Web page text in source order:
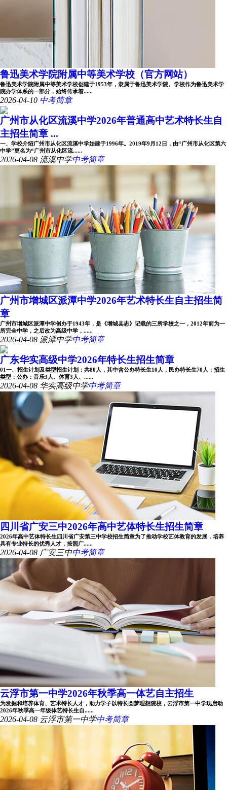
鲁迅美术学院附属中等美术学校（官方网站）
鲁迅美术学院附属中等美术学校创建于1953年，隶属于鲁迅美术学院。学校作为鲁迅美术学
院办学体系的一部分，始终传承着......
2026-04-10 中考简章
广州市从化区流溪中学2026年普通高中艺术特长生自
主招生简章 ...
一、学校介绍广州市从化区流溪中学始建于1996年。2019年9月12日，由“广州市从化区第六
中学”更名为“广州市从化区流......
2026-04-08 流溪中学中考简章
广州市增城区派潭中学2026年艺术特长生自主招生简
章
广州市增城区派潭中学创办于1943年，是《增城县志》记载的三所学校之一，2012年前为一
所完全中学，之后改为高级中学，......
2026-04-08 派潭中学中考简章
广东华实高级中学2026年特长生招生简章
01一、招生计划及类型招生计划：共80人，其中含公办特长生10人，民办特长生70人；招生
类型：公办：音乐3人、体育3人、......
2026-04-08 华实高级中学中考简章
四川省广安三中2026年高中艺体特长生招生简章
2026年高中艺体特长生四川省广安第三中学校招生简章为了推动学校艺体教育的发展，培养
具有专业特长的优秀人才，按照广......
2026-04-08 广安三中中考简章
云浮市第一中学2026年秋季高一体艺自主招生
为发掘和培养体育、艺术特长人才，助力学子以特长圆梦理想院校，云浮市第一中学现启动
2026年秋季高一年级体艺特长生自......
2026-04-08 云浮市第一中学中考简章